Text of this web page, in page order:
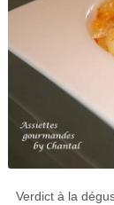
Verdict à la